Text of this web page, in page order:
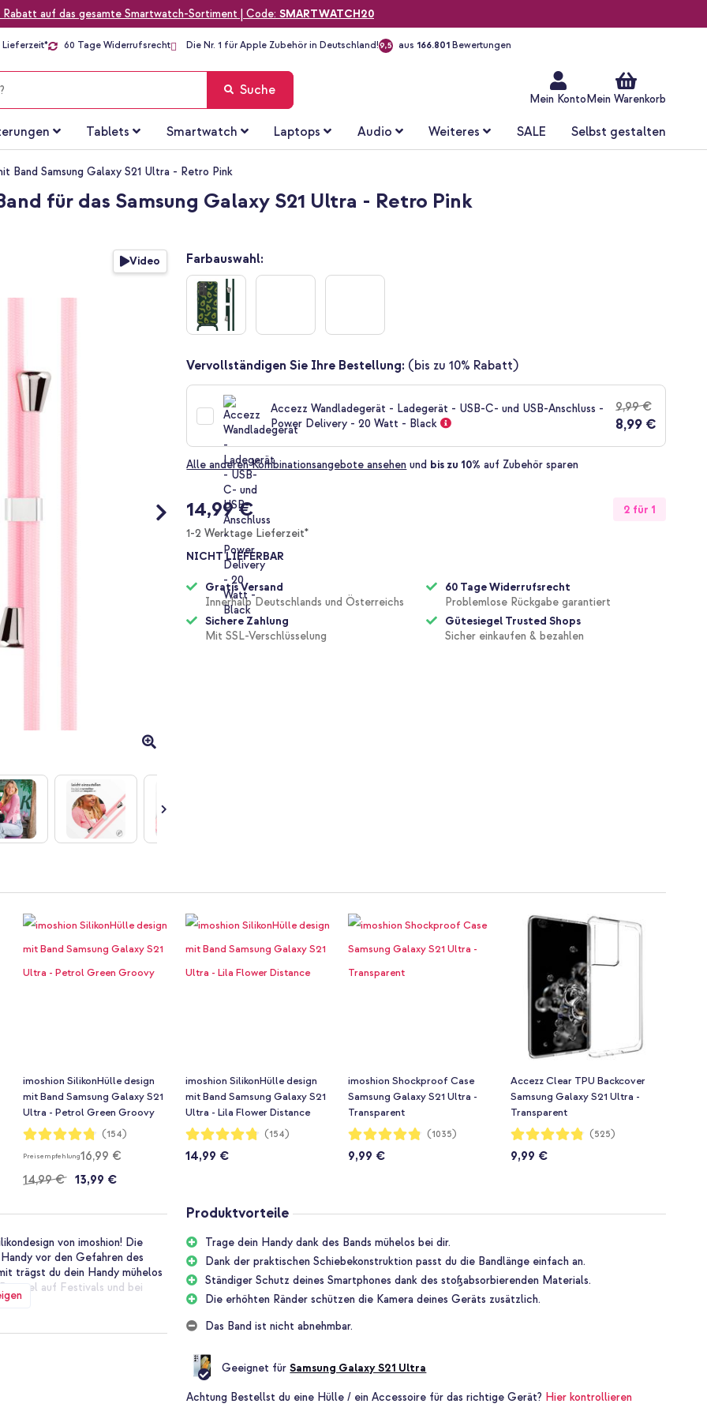
Rabatt auf das gesamte Smartwatch-Sortiment | Code: SMARTWATCH20
Lieferzeit* 60 Tage Widerrufsrecht Die Nr. 1 für Apple Zubehör in Deutschland!9,5 aus 166.801 Bewertungen
Mein Konto Mein Warenkorb
Suche
Tablets Smartwatch Laptops Audio Weiteres SALE Selbst gestalten
Band Samsung Galaxy S21 Ultra - Retro Pink
für das Samsung Galaxy S21 Ultra - Retro Pink
Video Farbauswahl:
Vervollständigen Sie Ihre Bestellung: (bis zu 10% Rabatt)
Accezz Wandladegerät - Ladegerät - USB-C- und USB-Anschluss -
Power Delivery - 20 Watt - Black
9,99 €
8,99 €
Alle anderen Kombinationsangebote ansehen und bis zu 10% auf Zubehör sparen
14,99 €
1-2 Werktage Lieferzeit*
NICHT LIEFERBAR
2 für 1
Gratis Versand
Innerhalb Deutschlands und Österreichs
Sichere Zahlung
Mit SSL-Verschlüsselung
60 Tage Widerrufsrecht
Problemlose Rückgabe garantiert
Gütesiegel Trusted Shops
Sicher einkaufen & bezahlen
imoshion SilikonHülle design
mit Band Samsung Galaxy S21
Ultra - Petrol Green Groovy
Bewertung:
95%
(154)
Preisempfehlung16,99 €
14,99 €
13,99 €
imoshion SilikonHülle design
mit Band Samsung Galaxy S21
Ultra - Lila Flower Distance
Bewertung:
95%
(154)
14,99 €
imoshion Shockproof Case
Samsung Galaxy S21 Ultra -
Transparent
Bewertung:
96%
(1035)
9,99 €
Accezz Clear TPU Backcover
Samsung Galaxy S21 Ultra -
Transparent
Bewertung:
96%
(525)
9,99 €
von imoshion! Die
vor den Gefahren des
trägst du dein Handy mühelos
auf Festivals und bei
weh tut. Mit der praktischen
trägst.
Produktvorteile
Trage dein Handy dank des Bands mühelos bei dir.
Dank der praktischen Schiebekonstruktion passt du die Bandlänge einfach an.
Ständiger Schutz deines Smartphones dank des stoßabsorbierenden Materials.
Die erhöhten Ränder schützen die Kamera deines Geräts zusätzlich.
Das Band ist nicht abnehmbar.
Geeignet fürSamsung Galaxy S21 Ultra
Achtung Bestellst du eine Hülle / ein Accessoire für das richtige Gerät? Hier kontrollieren